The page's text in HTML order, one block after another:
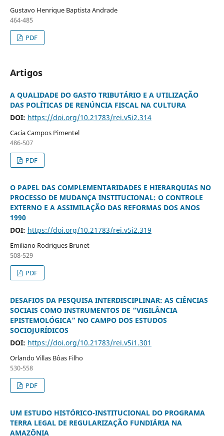
Gustavo Henrique Baptista Andrade
464-485
PDF
Artigos
A QUALIDADE DO GASTO TRIBUTÁRIO E A UTILIZAÇÃO
DAS POLÍTICAS DE RENÚNCIA FISCAL NA CULTURA
DOI: https://doi.org/10.21783/rei.v5i2.314
Cacia Campos Pimentel
486-507
PDF
O PAPEL DAS COMPLEMENTARIDADES E HIERARQUIAS NO
PROCESSO DE MUDANÇA INSTITUCIONAL: O CONTROLE
EXTERNO E A ASSIMILAÇÃO DAS REFORMAS DOS ANOS
1990
DOI: https://doi.org/10.21783/rei.v5i2.319
Emiliano Rodrigues Brunet
508-529
PDF
DESAFIOS DA PESQUISA INTERDISCIPLINAR: AS CIÊNCIAS
SOCIAIS COMO INSTRUMENTOS DE “VIGILÂNCIA
EPISTEMOLÓGICA” NO CAMPO DOS ESTUDOS
SOCIOJURÍDICOS
DOI: https://doi.org/10.21783/rei.v5i1.301
Orlando Villas Bôas Filho
530-558
PDF
UM ESTUDO HISTÓRICO-INSTITUCIONAL DO PROGRAMA
TERRA LEGAL DE REGULARIZAÇÃO FUNDIÁRIA NA
AMAZÔNIA